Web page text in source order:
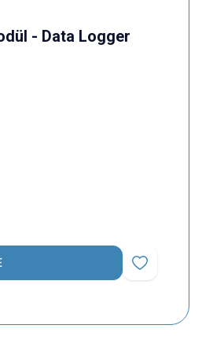
- Data Logger
Favoriye Ekle